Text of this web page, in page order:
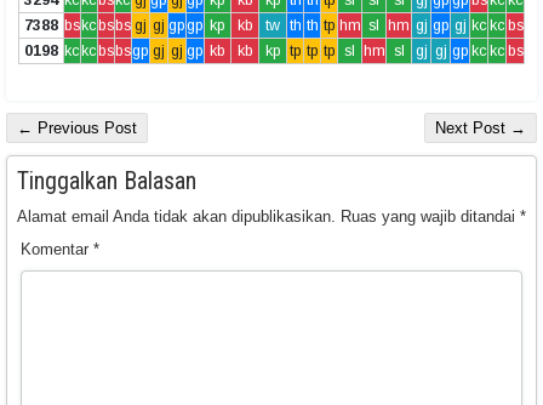
7388 bskcbsbs gj gj gpgp kp kb tw th th tp hm sl hm gj gp gj kc kc bs
0198 kckcbsbsgp gj gj gp kb kb kp tp tp tp sl hm sl gj gj gp kc kc bs
← Previous Post Next Post →
Tinggalkan Balasan
Alamat email Anda tidak akan dipublikasikan. Ruas yang wajib ditandai *
Komentar *